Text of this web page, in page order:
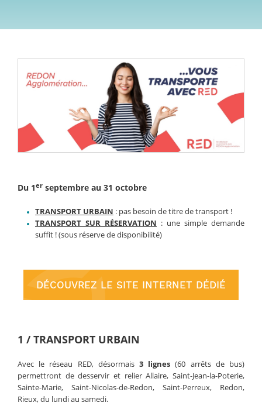
Du 1er septembre au 31 octobre
TRANSPORT URBAIN : pas besoin de titre de transport !
TRANSPORT SUR RÉSERVATION : une simple demande
suffit ! (sous réserve de disponibilité)
DÉCOUVREZ LE SITE INTERNET DÉDIÉ
1 / TRANSPORT URBAIN
Avec le réseau RED, désormais 3 lignes (60 arrêts de bus)
permettront de desservir et relier Allaire, Saint-Jean-la-Poterie,
Sainte-Marie, Saint-Nicolas-de-Redon, Saint-Perreux, Redon,
Rieux, du lundi au samedi.